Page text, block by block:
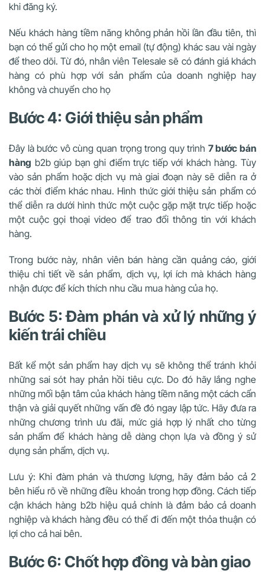
khi đăng ký.
Nếu khách hàng tiềm năng không phản hồi lần đầu tiên, thì
bạn có thể gửi cho họ một email (tự động) khác sau vài ngày
để theo dõi. Từ đó, nhân viên Telesale sẽ có đánh giá khách
hàng có phù hợp với sản phẩm của doanh nghiệp hay
không và chuyển cho họ
Bước 4: Giới thiệu sản phẩm
Đây là bước vô cùng quan trọng trong quy trình 7 bước bán
hàng b2b giúp bạn ghi điểm trực tiếp với khách hàng. Tùy
vào sản phẩm hoặc dịch vụ mà giai đoạn này sẽ diễn ra ở
các thời điểm khác nhau. Hình thức giới thiệu sản phẩm có
thể diễn ra dưới hình thức một cuộc gặp mặt trực tiếp hoặc
một cuộc gọi thoại video để trao đổi thông tin với khách
hàng.
Trong bước này, nhân viên bán hàng cần quảng cáo, giới
thiệu chi tiết về sản phẩm, dịch vụ, lợi ích mà khách hàng
nhận được để kích thích nhu cầu mua hàng của họ.
Bước 5: Đàm phán và xử lý những ý
kiến trái chiều
Bất kể một sản phẩm hay dịch vụ sẽ không thể tránh khỏi
những sai sót hay phản hồi tiêu cực. Do đó hãy lắng nghe
những mối bận tâm của khách hàng tiềm năng một cách cẩn
thận và giải quyết những vấn đề đó ngay lập tức. Hãy đưa ra
những chương trình ưu đãi, mức giá hợp lý nhất cho từng
sản phẩm để khách hàng dễ dàng chọn lựa và đồng ý sử
dụng sản phẩm, dịch vụ.
Lưu ý: Khi đàm phán và thương lượng, hãy đảm bảo cả 2
bên hiểu rõ về những điều khoản trong hợp đồng. Cách tiếp
cận khách hàng b2b hiệu quả chính là đảm bảo cả doanh
nghiệp và khách hàng đều có thể đi đến một thỏa thuận có
lợi cho cả hai bên.
Bước 6: Chốt hợp đồng và bàn giao